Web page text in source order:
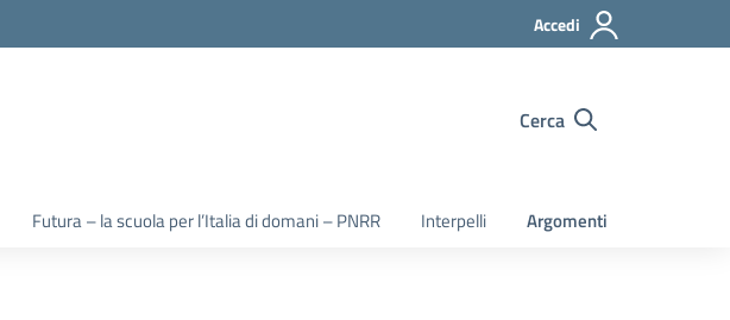
Accedi
Cerca
Futura – la scuola per l’Italia di domani – PNRR Interpelli Argomenti